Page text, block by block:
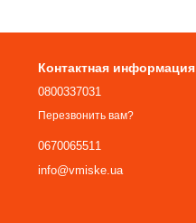
Контактная информация
0800337031
Перезвонить вам?
0670065511
info@vmiske.ua